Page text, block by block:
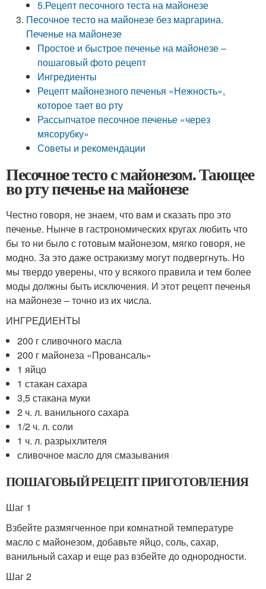
5.Рецепт песочного теста на майонезе
Песочное тесто на майонезе без маргарина.
Печенье на майонезе
Простое и быстрое печенье на майонезе –
пошаговый фото рецепт
Ингредиенты
Рецепт майонезного печенья «Нежность»,
которое тает во рту
Рассыпчатое песочное печенье «через
мясорубку»
Советы и рекомендации
Песочное тесто с майонезом. Тающее
во рту печенье на майонезе
Честно говоря, не знаем, что вам и сказать про это
печенье. Нынче в гастрономических кругах любить что
бы то ни было с готовым майонезом, мягко говоря, не
модно. За это даже остракизму могут подвергнуть. Но
мы твердо уверены, что у всякого правила и тем более
моды должны быть исключения. И этот рецепт печенья
на майонезе – точно из их числа.
ИНГРЕДИЕНТЫ
200 г сливочного масла
200 г майонеза «Провансаль»
1 яйцо
1 стакан сахара
3,5 стакана муки
2 ч. л. ванильного сахара
1/2 ч. л. соли
1 ч. л. разрыхлителя
сливочное масло для смазывания
ПОШАГОВЫЙ РЕЦЕПТ ПРИГОТОВЛЕНИЯ
Шаг 1
Взбейте размягченное при комнатной температуре
масло с майонезом, добавьте яйцо, соль, сахар,
ванильный сахар и еще раз взбейте до однородности.
Шаг 2